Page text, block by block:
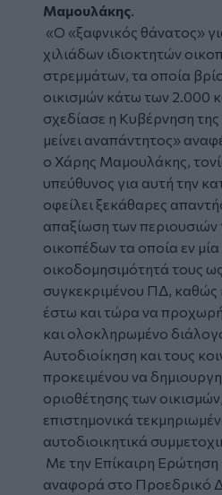
Μαμουλάκης.
«Ο «ξαφνικός θάνατος»
χιλιάδων ιδιοκτητών
στρεμμάτων, τα οποία
οικισμών κάτω των 2.000
σχεδίασε η Κυβέρνηση
μείνει αναπάντητος»
ο Χάρης Μαμουλάκης,
υπεύθυνος για αυτή την
οφείλει ξεκάθαρες
απαξίωση των περιουσιών
οικοπέδων τα οποία εν
οικοδομησιμότητά τους
συγκεκριμένου ΠΔ, καθώς
έστω και τώρα να
και ολοκληρωμένο
Αυτοδιοίκηση και τους
προκειμένου να
οριοθέτησης των
επιστημονικά
αυτοδιοικητικά
Με την Επίκαιρη Ερώτηση
αναφορά στο Προεδρικό